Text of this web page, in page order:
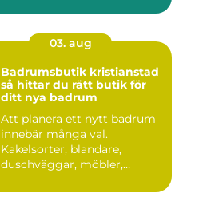
03. aug
Badrumsbutik kristianstad
så hittar du rätt butik för
ditt nya badrum
Att planera ett nytt badrum
innebär många val.
Kakelsorter, blandare,
duschväggar, möbler,